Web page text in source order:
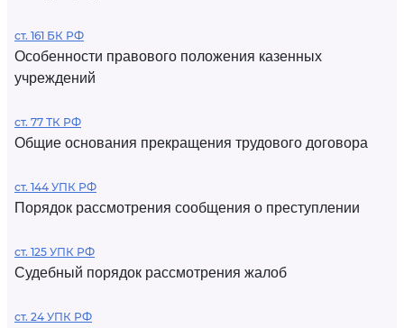
ст. 161 БК РФ
Особенности правового положения казенных
учреждений
ст. 77 ТК РФ
Общие основания прекращения трудового договора
ст. 144 УПК РФ
Порядок рассмотрения сообщения о преступлении
ст. 125 УПК РФ
Судебный порядок рассмотрения жалоб
ст. 24 УПК РФ